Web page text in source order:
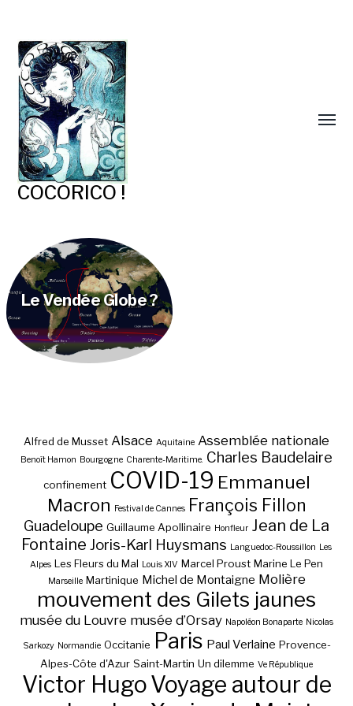
COCORICO !
Le Vendée Globe ?
Alfred de Musset Alsace Aquitaine Assemblée nationale
Benoît Hamon Bourgogne Charente-Maritime. Charles Baudelaire
confinement COVID-19 Emmanuel
Macron Festival de Cannes François Fillon
Guadeloupe Guillaume Apollinaire Honfleur Jean de La
Fontaine Joris-Karl Huysmans Languedoc-Roussillon Les
Alpes Les Fleurs du Mal Louis XIV Marcel Proust Marine Le Pen
Marseille Martinique Michel de Montaigne Molière
mouvement des Gilets jaunes
musée du Louvre musée d’Orsay Napoléon Bonaparte Nicolas
Sarkozy Normandie Occitanie Paris Paul Verlaine Provence-
Alpes-Côte d'Azur Saint-Martin Un dilemme Ve République
Victor HugoVoyage autour de